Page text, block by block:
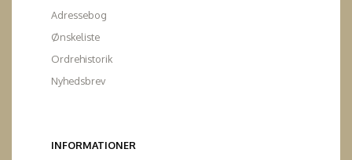
Adressebog
Ønskeliste
Ordrehistorik
Nyhedsbrev
INFORMATIONER